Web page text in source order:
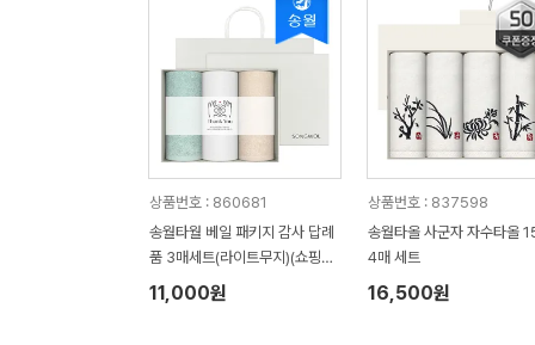
상품번호 : 860681
송월타월 베일 패키지 감사 답례
품 3매세트(라이트무지)(쇼핑백
증정)
11,000원
상품번호 : 837598
송월타올 사군자 자수타올
4매 세트
16,500원